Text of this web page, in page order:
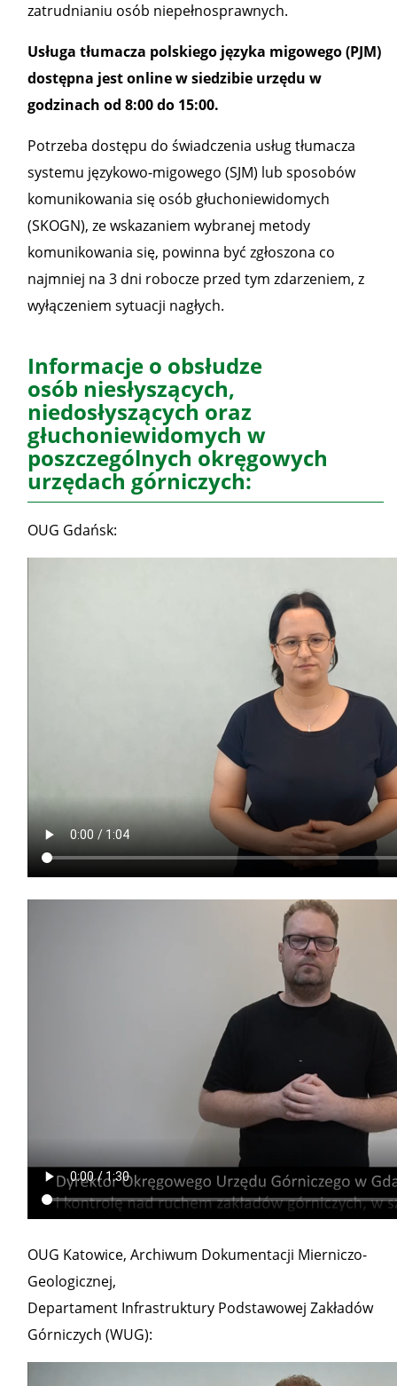
zatrudnianiu osób niepełnosprawnych.
Usługa tłumacza polskiego języka migowego (PJM)
dostępna jest online w siedzibie urzędu w
godzinach od 8:00 do 15:00.
Potrzeba dostępu do świadczenia usług tłumacza
systemu językowo-migowego (SJM) lub sposobów
komunikowania się osób głuchoniewidomych
(SKOGN), ze wskazaniem wybranej metody
komunikowania się, powinna być zgłoszona co
najmniej na 3 dni robocze przed tym zdarzeniem, z
wyłączeniem sytuacji nagłych.
Informacje o obsłudze
osób niesłyszących,
niedosłyszących oraz
głuchoniewidomych w
poszczególnych okręgowych
urzędach górniczych:
OUG Gdańsk:
OUG Katowice, Archiwum Dokumentacji Mierniczo-
Geologicznej,
Departament Infrastruktury Podstawowej Zakładów
Górniczych (WUG):